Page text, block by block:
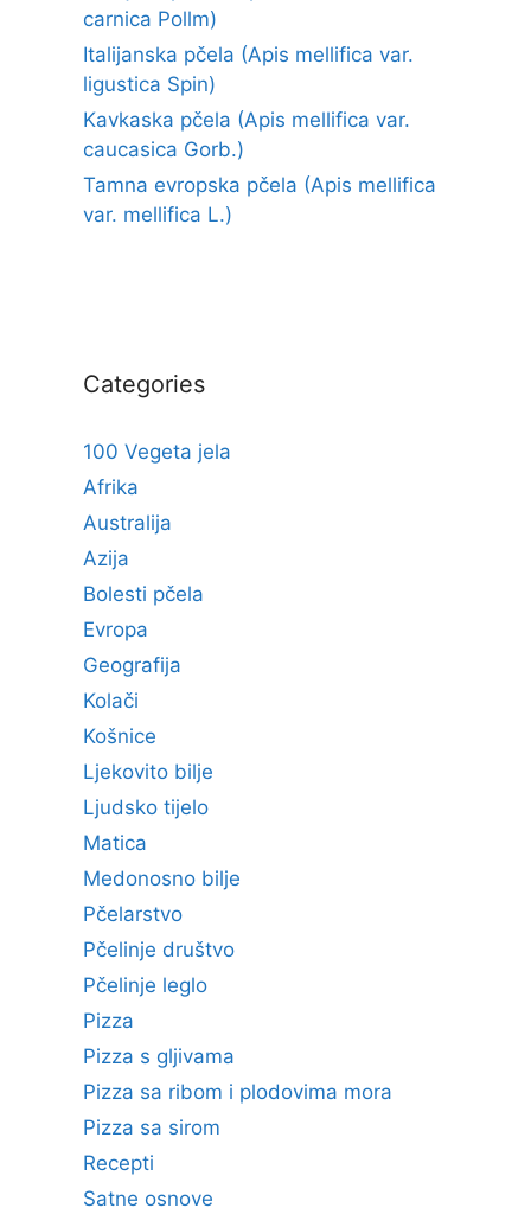
carnica Pollm)
Italijanska pčela (Apis mellifica var.
ligustica Spin)
Kavkaska pčela (Apis mellifica var.
caucasica Gorb.)
Tamna evropska pčela (Apis mellifica
var. mellifica L.)
Categories
100 Vegeta jela
Afrika
Australija
Azija
Bolesti pčela
Evropa
Geografija
Kolači
Košnice
Ljekovito bilje
Ljudsko tijelo
Matica
Medonosno bilje
Pčelarstvo
Pčelinje društvo
Pčelinje leglo
Pizza
Pizza s gljivama
Pizza sa ribom i plodovima mora
Pizza sa sirom
Recepti
Satne osnove